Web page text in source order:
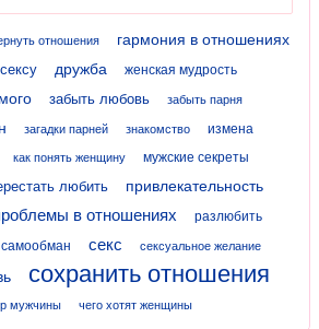
отношения гармония в отношениях
дружба женская мудрость
забыть любовь забыть парня
загадки парней знакомство измена
как понять женщину мужские секреты
любить привлекательность
в отношениях разлюбить
самообман секс сексуальное желание
сохранить отношения
мужчины чего хотят женщины